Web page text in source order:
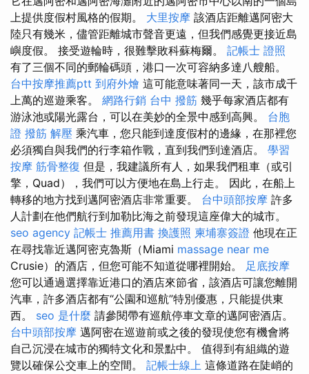
上提供度假村風格的假期。 大里按摩 該酒店距離邁阿密大
陸只有幾米，儘管距離城市聲音更遠，但我們感覺更接近島
嶼度假。 接受遊輪時，很難擊敗科蘇梅爾。 記帳士 證照
有了三個不同的郵輪碼頭，港口一次可容納多達八艘船。
台中按摩推薦ptt 到府外燴 這可能意味著同一天，該市成千
上萬的巡遊乘客。 網路行銷 台中 撥筋 幾乎每家酒店都有
游泳池或陽光露台，可以在美妙的全景中感到高興。 台胞
證 撥筋 解壓 乘汽車，您只能到達度假村的邊緣，在那裡您
必須獨自與我們的行李箱作戰，直到我們到達酒店。 學習
按摩 筋骨整復 但是，我建議所有人，如果我們租車（或引
擎，Quad），我們可以方便地在島上行走。 因此，在船上
轉移的地方找到邁阿密酒店非常重要。 台中頭部按摩 許多
人計劃在他們航行到加勒比海之前發現這座偉大的城市。
seo agency 記帳士 推薦用書 換護照 柬埔寨簽證 他現在正
在尋找靠近邁阿密克魯斯（Miami massage near me
Crusie）的酒店，但您可能不知道從哪裡開始。 足底按摩
您可以通過選擇靠近港口的酒店來節省，該酒店可讓您離開
汽車，許多酒店都有“公園和巡航”特別優惠，只能提供東
西。 seo 是什麼 請參閱帶有巡航停車文章的邁阿密酒店。
台中頭部按摩 邁阿密在巡遊前或之後的發現使您有機會將
自己沉浸在城市的獨特文化和景點中。 值得到有組織的遊
覽以確保公交車上的空間。 記帳士線上 這條道路在陡峭的